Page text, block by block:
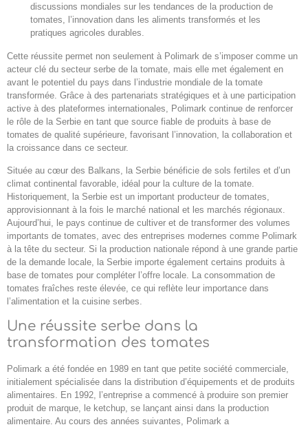
discussions mondiales sur les tendances de la production de
tomates, l’innovation dans les aliments transformés et les
pratiques agricoles durables.
Cette réussite permet non seulement à Polimark de s’imposer comme un
acteur clé du secteur serbe de la tomate, mais elle met également en
avant le potentiel du pays dans l’industrie mondiale de la tomate
transformée. Grâce à des partenariats stratégiques et à une participation
active à des plateformes internationales, Polimark continue de renforcer
le rôle de la Serbie en tant que source fiable de produits à base de
tomates de qualité supérieure, favorisant l’innovation, la collaboration et
la croissance dans ce secteur.
Située au cœur des Balkans, la Serbie bénéficie de sols fertiles et d’un
climat continental favorable, idéal pour la culture de la tomate.
Historiquement, la Serbie est un important producteur de tomates,
approvisionnant à la fois le marché national et les marchés régionaux.
Aujourd’hui, le pays continue de cultiver et de transformer des volumes
importants de tomates, avec des entreprises modernes comme Polimark
à la tête du secteur. Si la production nationale répond à une grande partie
de la demande locale, la Serbie importe également certains produits à
base de tomates pour compléter l’offre locale. La consommation de
tomates fraîches reste élevée, ce qui reflète leur importance dans
l’alimentation et la cuisine serbes.
Une réussite serbe dans la
transformation des tomates
Polimark a été fondée en 1989 en tant que petite société commerciale,
initialement spécialisée dans la distribution d’équipements et de produits
alimentaires. En 1992, l’entreprise a commencé à produire son premier
produit de marque, le ketchup, se lançant ainsi dans la production
alimentaire. Au cours des années suivantes, Polimark a